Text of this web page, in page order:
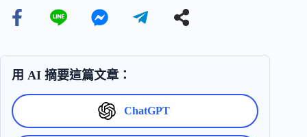
用 AI 摘要這篇文章：
ChatGPT